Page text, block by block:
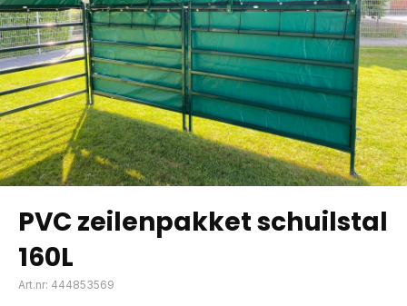
PVC zeilenpakket schuilstal
160L
Art.nr: 444853569